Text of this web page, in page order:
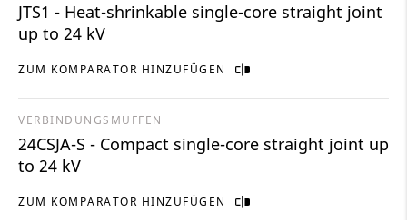
ZUM KOMPARATOR HINZUFÜGEN
JTS1 - Heat-shrinkable single-core straight joint
up to 24 kV
ZUM KOMPARATOR HINZUFÜGEN
VERBINDUNGSMUFFEN
24CSJA-S - Compact single-core straight joint up
to 24 kV